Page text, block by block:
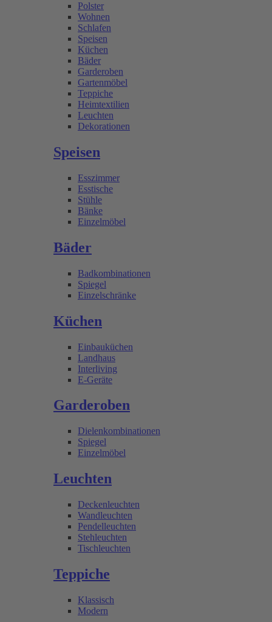
Polster
Wohnen
Schlafen
Speisen
Küchen
Bäder
Garderoben
Gartenmöbel
Teppiche
Heimtextilien
Leuchten
Dekorationen
Speisen
Esszimmer
Esstische
Stühle
Bänke
Einzelmöbel
Bäder
Badkombinationen
Spiegel
Einzelschränke
Küchen
Einbauküchen
Landhaus
Interliving
E-Geräte
Garderoben
Dielenkombinationen
Spiegel
Einzelmöbel
Leuchten
Deckenleuchten
Wandleuchten
Pendelleuchten
Stehleuchten
Tischleuchten
Teppiche
Klassisch
Modern